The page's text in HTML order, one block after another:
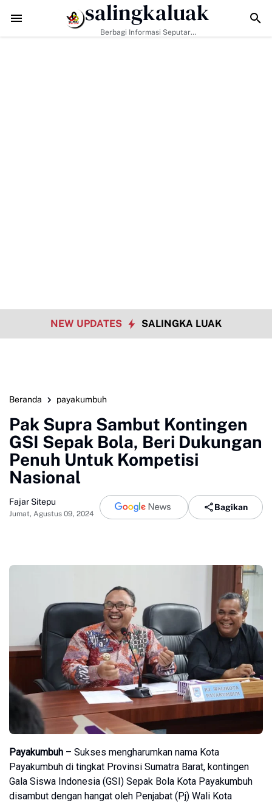
Kasok Hadapi Ancaman BencanaHadapi Tantangan Era Digital,
salingkaluak
Berbagi Informasi Seputar
NEW UPDATES SALINGKA LUAK
Beranda payakumbuh
Pak Supra Sambut Kontingen
GSI Sepak Bola, Beri Dukungan
Penuh Untuk Kompetisi
Nasional
Fajar Sitepu
Jumat, Agustus 09, 2024
Bagikan
Payakumbuh – Sukses mengharumkan nama Kota
Payakumbuh di tingkat Provinsi Sumatra Barat, kontingen
Gala Siswa Indonesia (GSI) Sepak Bola Kota Payakumbuh
disambut dengan hangat oleh Penjabat (Pj) Wali Kota